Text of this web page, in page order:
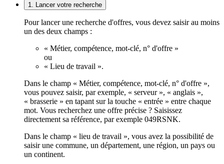
1. Lancer votre recherche
Pour lancer une recherche d'offres, vous devez saisir au moins
un des deux champs :
« Métier, compétence, mot-clé, n° d'offre »
ou
« Lieu de travail ».
Dans le champ « Métier, compétence, mot-clé, n° d'offre »,
vous pouvez saisir, par exemple, « serveur », « anglais »,
« brasserie » en tapant sur la touche « entrée » entre chaque
mot. Vous recherchez une offre précise ? Saisissez
directement sa référence, par exemple 049RSNK.
Dans le champ « lieu de travail », vous avez la possibilité de
saisir une commune, un département, une région, un pays ou
un continent.